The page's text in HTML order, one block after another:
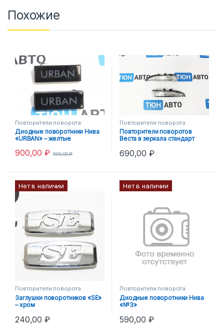
Похожие
Повторители поворота
Диодные поворотники Нива
«URBAN» – желтые
900,00₽ 990,00₽
Повторители поворота
Повторители поворотов
Веста в зеркала стандарт
690,00₽
Нет в наличии
Повторители поворота
Заглушки поворотников «SE»
– хром
240,00₽
Нет в наличии
Повторители поворота
Диодные поворотники Нива
«№3»
590,00₽